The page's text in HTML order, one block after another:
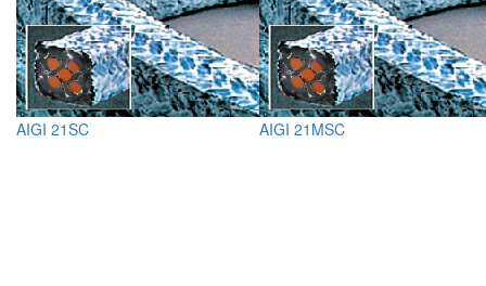
AIGI 21SC AIGI 21MSC